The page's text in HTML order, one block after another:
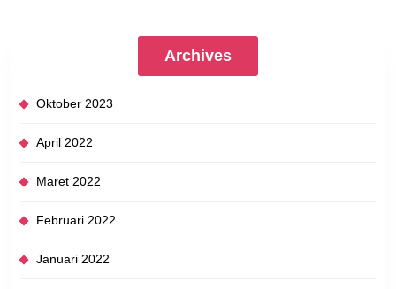
Archives
Oktober 2023
April 2022
Maret 2022
Februari 2022
Januari 2022